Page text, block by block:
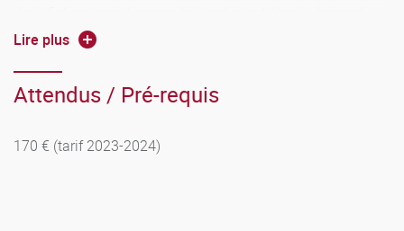
baccalauréat au moment de la rentrée.
scientifique, bac STL, bac STI2D, bac professionnel
Lire plus
Attendus / Pré-requis
170 € (tarif 2023-2024)